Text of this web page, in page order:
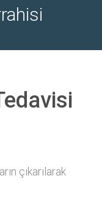
çıkarılarak